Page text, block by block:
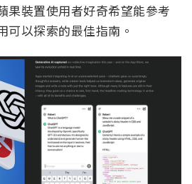
果裝置使用者好奇希望能參考
可以探索的最佳指南。